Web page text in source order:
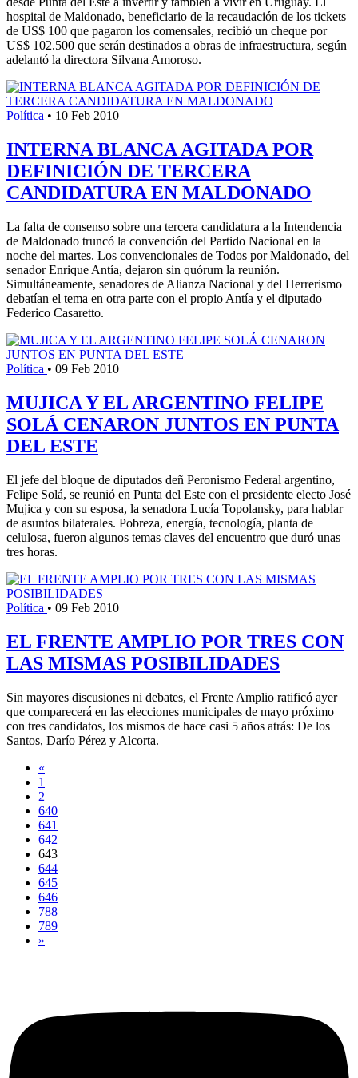
hospital de Maldonado, beneficiario de la recaudación de los tickets
de US$ 100 que pagaron los comensales, recibió un cheque por
US$ 102.500 que serán destinados a obras de infraestructura, según
adelantó la directora Silvana Amoroso.
Política • 10 Feb 2010
INTERNA BLANCA AGITADA POR
DEFINICIÓN DE TERCERA
CANDIDATURA EN MALDONADO
La falta de consenso sobre una tercera candidatura a la Intendencia
de Maldonado truncó la convención del Partido Nacional en la
noche del martes. Los convencionales de Todos por Maldonado, del
senador Enrique Antía, dejaron sin quórum la reunión.
Simultáneamente, senadores de Alianza Nacional y del Herrerismo
debatían el tema en otra parte con el propio Antía y el diputado
Federico Casaretto.
Política • 09 Feb 2010
MUJICA Y EL ARGENTINO FELIPE
SOLÁ CENARON JUNTOS EN PUNTA
DEL ESTE
El jefe del bloque de diputados deñ Peronismo Federal argentino,
Felipe Solá, se reunió en Punta del Este con el presidente electo José
Mujica y con su esposa, la senadora Lucía Topolansky, para hablar
de asuntos bilaterales. Pobreza, energía, tecnología, planta de
celulosa, fueron algunos temas claves del encuentro que duró unas
tres horas.
Política • 09 Feb 2010
EL FRENTE AMPLIO POR TRES CON
LAS MISMAS POSIBILIDADES
Sin mayores discusiones ni debates, el Frente Amplio ratificó ayer
que comparecerá en las elecciones municipales de mayo próximo
con tres candidatos, los mismos de hace casi 5 años atrás: De los
Santos, Darío Pérez y Alcorta.
«
1
2
640
641
642
643
644
645
646
788
789
»